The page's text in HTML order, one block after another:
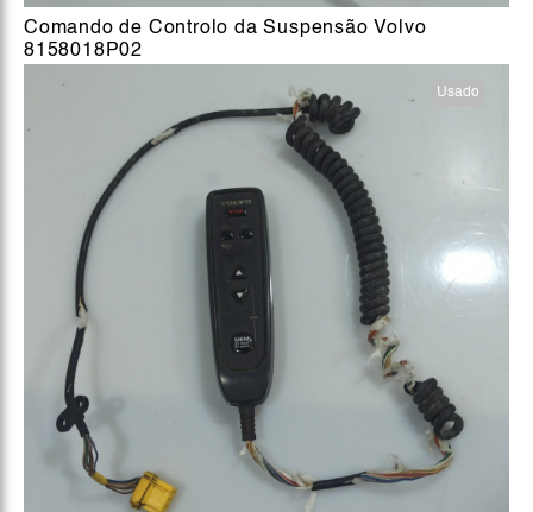
Comando de Controlo da Suspensão Volvo
8158018P02
Usado